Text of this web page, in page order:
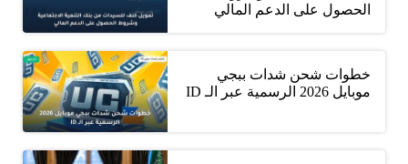
الحصول على الدعم المالي
خطوات شحن شدات ببجي
موبايل 2026 الرسمية عبر الـ ID